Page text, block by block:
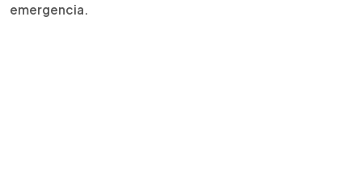
emergencia.